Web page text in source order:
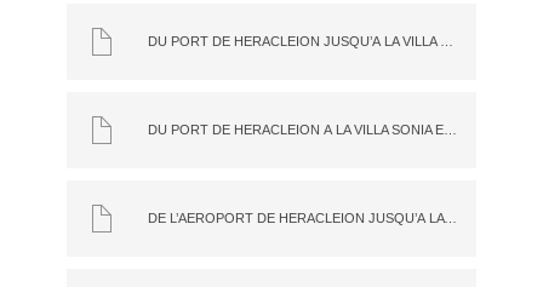
DE L’AÉROPORT DE HÉRACLEION JUSQU’À LA VILLA SONIA EN BUS